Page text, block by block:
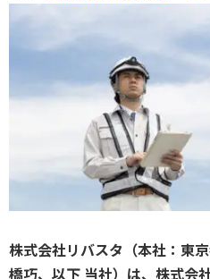
株式会社リバスタ（本社：東
橋巧、以下 当社）は、株式会